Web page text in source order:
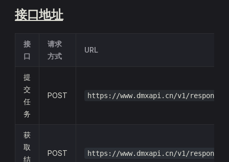
接口地址
接
口
请求
方式
URL
提
交
任
务
POST https://www.dmxapi.cn/v1/responses
获
取
结
POST https://www.dmxapi.cn/v1/responses